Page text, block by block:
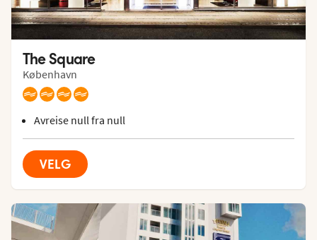
The Square
København
Avreise null fra null
VELG